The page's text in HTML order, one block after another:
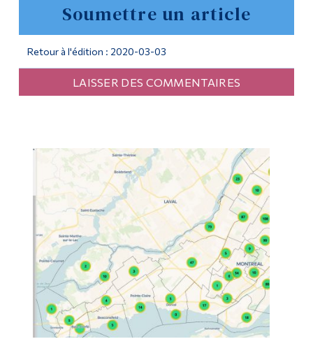
Soumettre un article
Retour à l'édition : 2020-03-03
LAISSER DES COMMENTAIRES
Formation continue
Admissions
Qui vous êtes
Étudiants actuels
Corps enseignant et
personnel administratif
Diplômé·es et visiteur·euses